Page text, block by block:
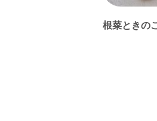
根菜ときの